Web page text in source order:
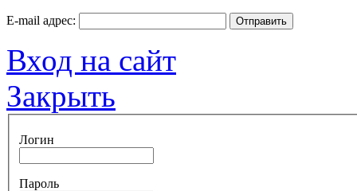
E-mail адрес: Отправить
Вход на сайт
Закрыть
Логин
Пароль